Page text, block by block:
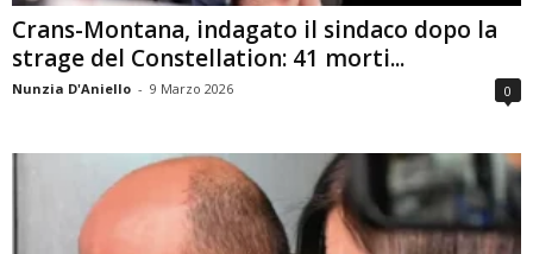
Crans-Montana, indagato il sindaco dopo la
strage del Constellation: 41 morti...
Nunzia D'Aniello - 9 Marzo 2026 0